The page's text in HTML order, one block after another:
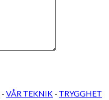
- VÅR TEKNIK - TRYGGHET